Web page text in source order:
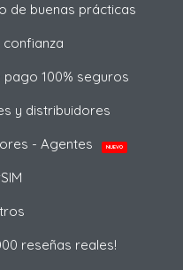
de buenas prácticas
100% seguros
y distribuidores
- Agentes
NUEVO
reseñas reales!